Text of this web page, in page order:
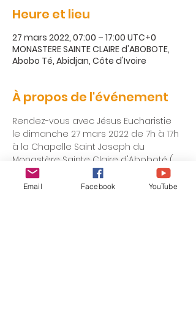
Heure et lieu
27 mars 2022, 07:00 – 17:00 UTC+0
MONASTERE SAINTE CLAIRE d'ABOBOTE,
Abobo Té, Abidjan, Côte d'Ivoire
À propos de l'événement
Rendez-vous avec Jésus Eucharistie
le dimanche 27 mars 2022 de 7h à 17h
à la Chapelle Saint Joseph du
Monastère Sainte Claire d'Aboboté (
Abidjan)
Email Facebook YouTube